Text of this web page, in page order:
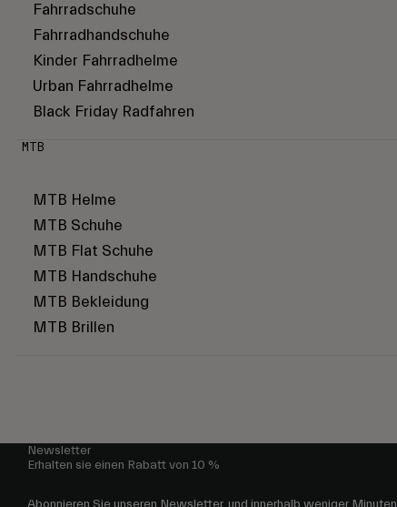
Fahrradschuhe
Fahrradhandschuhe
Kinder Fahrradhelme
Urban Fahrradhelme
Black Friday Radfahren
MTB
MTB Helme
MTB Schuhe
MTB Flat Schuhe
MTB Handschuhe
MTB Bekleidung
MTB Brillen
Newsletter
Erhalten sie einen Rabatt von 10 %